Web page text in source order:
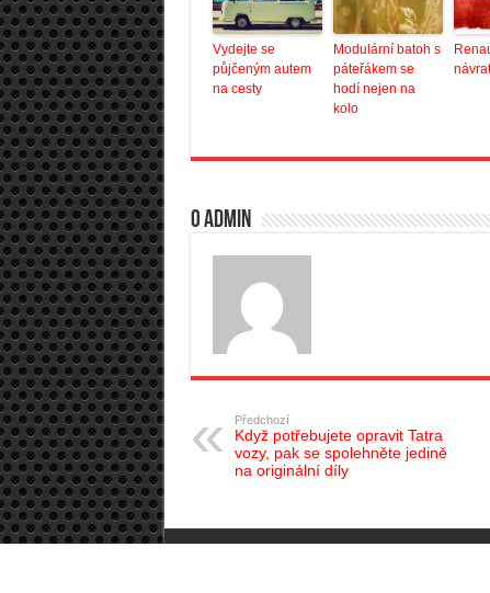
Vydejte se
půjčeným autem
na cesty
Modulární batoh s
páteřákem se
hodí nejen na
kolo
O admin
Předchozí
Když potřebujete opravit Tatra
vozy, pak se spolehněte jedině
na originální díly